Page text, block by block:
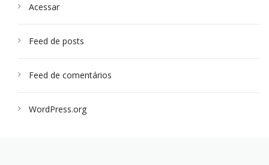
Acessar
Feed de posts
Feed de comentários
WordPress.org